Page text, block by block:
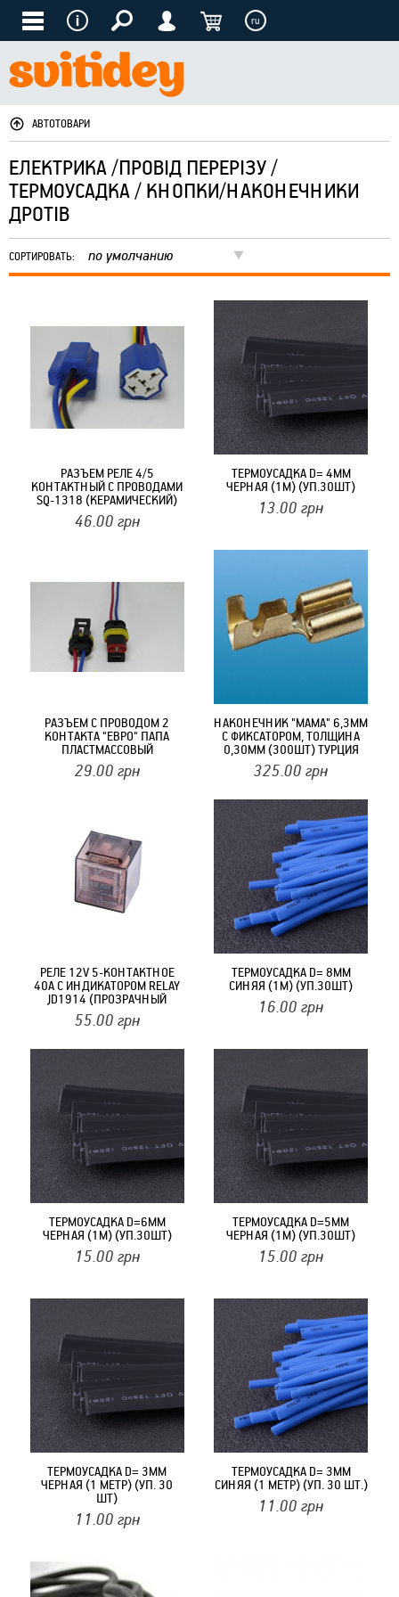
ru
АВТОТОВАРИ
ЕЛЕКТРИКА /ПРОВІД ПЕРЕРІЗУ /
ТЕРМОУСАДКА / КНОПКИ/НАКОНЕЧНИКИ
ДРОТІВ
СОРТИРОВАТЬ: по умолчанию
РАЗЪЕМ РЕЛЕ 4/5
КОНТАКТНЫЙ С ПРОВОДАМИ
SQ-1318 (КЕРАМИЧЕСКИЙ)
46.00 грн
ТЕРМОУСАДКА D= 4MM
ЧЕРНАЯ (1М) (УП.30ШТ)
13.00 грн
РАЗЪЕМ С ПРОВОДОМ 2
КОНТАКТА "ЕВРО" ПАПА
ПЛАСТМАССОВЫЙ
ПЫЛЕВЛАГОЗАЩИЩЕННЫЙ
(92578)
29.00 грн
НАКОНЕЧНИК "МАМА" 6,3ММ
С ФИКСАТОРОМ, ТОЛЩИНА
0,30ММ (300ШТ) ТУРЦИЯ
СТАНДАРТ TT1216
325.00 грн
РЕЛЕ 12V 5-КОНТАКТНОЕ
40А С ИНДИКАТОРОМ RELAY
JD1914 (ПРОЗРАЧНЫЙ
КОРПУС)
55.00 грн
ТЕРМОУСАДКА D= 8MM
СИНЯЯ (1М) (УП.30ШТ)
16.00 грн
ТЕРМОУСАДКА D=6MM
ЧЕРНАЯ (1М) (УП.30ШТ)
15.00 грн
ТЕРМОУСАДКА D=5MM
ЧЕРНАЯ (1М) (УП.30ШТ)
15.00 грн
ТЕРМОУСАДКА D= 3MM
ЧЕРНАЯ (1 МЕТР) (УП. 30
ШТ)
11.00 грн
ТЕРМОУСАДКА D= 3MM
СИНЯЯ (1 МЕТР) (УП. 30 ШТ.)
11.00 грн